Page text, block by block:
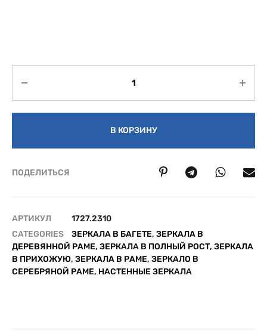
В КОРЗИНУ
ПОДЕЛИТЬСЯ
АРТИКУЛ
1727.2310
CATEGORIES
ЗЕРКАЛА В БАГЕТЕ, ЗЕРКАЛА В
ДЕРЕВЯННОЙ РАМЕ, ЗЕРКАЛА В ПОЛНЫЙ РОСТ, ЗЕРКАЛА
В ПРИХОЖУЮ, ЗЕРКАЛА В РАМЕ, ЗЕРКАЛО В
СЕРЕБРЯНОЙ РАМЕ, НАСТЕННЫЕ ЗЕРКАЛА